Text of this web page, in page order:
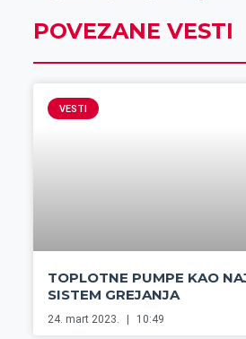
POVEZANE VESTI
VESTI
TOPLOTNE PUMPE KAO
SISTEM GREJANJA
24. mart 2023. 10:49